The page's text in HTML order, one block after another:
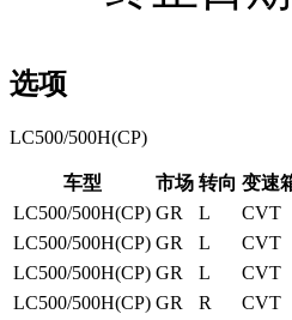
选项
LC500/500H(CP)
车型 市场 转向 变速
LC500/500H(CP) GR L CVT
LC500/500H(CP) GR L CVT
LC500/500H(CP) GR L CVT
LC500/500H(CP) GR R CVT